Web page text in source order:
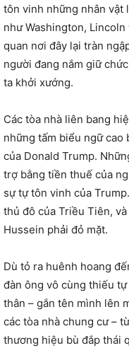
tôn vinh những nhân
như Washington,
quan nơi đây lại tràn
người đang nắm giữ
ta khởi xướng.
Các tòa nhà liên bang
những tấm biểu ngữ cao
của Donald Trump.
trợ bằng tiền thuế của
sự tự tôn vinh của
thủ đô của Triều Tiên,
Hussein phải đỏ mặt.
Dù tỏ ra huênh hoang
đàn ông vô cùng thiếu
thân – gắn tên mình lên
các tòa nhà chung cư –
thương hiệu bù đắp thái